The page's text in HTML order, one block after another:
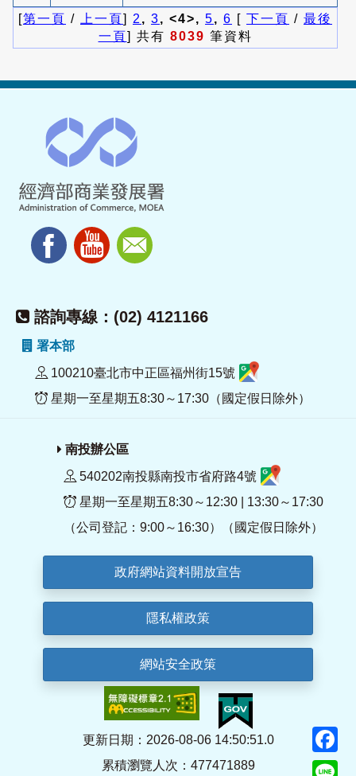
[第一頁 / 上一頁] 2 , 3, <4>, 5, 6 [ 下一頁 / 最後
一頁] 共有 8039 筆資料
諮詢專線：(02) 4121166
署本部
100210臺北市中正區福州街15號
星期一至星期五8:30～17:30（國定假日除外）
南投辦公區
540202南投縣南投市省府路4號
星期一至星期五8:30～12:30 | 13:30～17:30
（公司登記：9:00～16:30）（國定假日除外）
政府網站資料開放宣告
隱私權政策
網站安全政策
更新日期：2026-08-06 14:50:51.0
累積瀏覽人次：477471889